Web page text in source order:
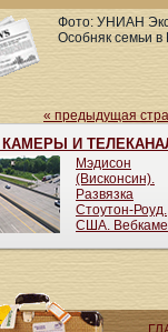
Фото: УНИАН
Особняк семьи
« предыдущая